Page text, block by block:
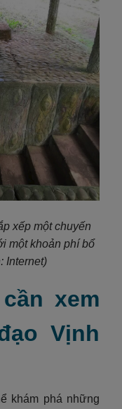
xếp một chuyến
một khoản phí bổ
Internet)
xem
Vịnh
khám phá những